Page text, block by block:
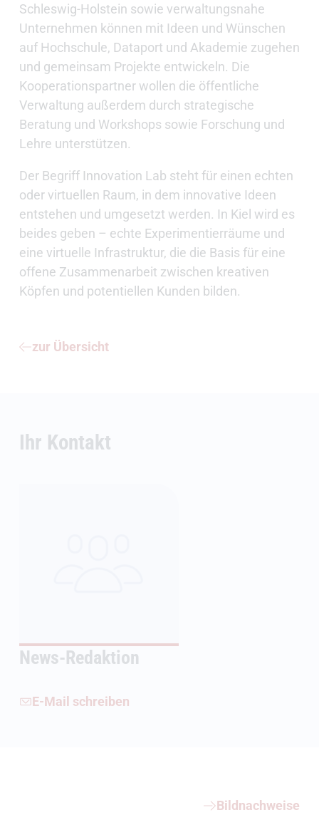
Schleswig-Holstein sowie verwaltungsnahe
Unternehmen können mit Ideen und Wünschen
auf Hochschule, Dataport und Akademie zugehen
und gemeinsam Projekte entwickeln. Die
Kooperationspartner wollen die öffentliche
Verwaltung außerdem durch strategische
Beratung und Workshops sowie Forschung und
Lehre unterstützen.
Der Begriff Innovation Lab steht für einen echten
oder virtuellen Raum, in dem innovative Ideen
entstehen und umgesetzt werden. In Kiel wird es
beides geben – echte Experimentierräume und
eine virtuelle Infrastruktur, die die Basis für eine
offene Zusammenarbeit zwischen kreativen
Köpfen und potentiellen Kunden bilden.
zur Übersicht
Ihr Kontakt
News-Redaktion
E-Mail schreiben
Bildnachweise